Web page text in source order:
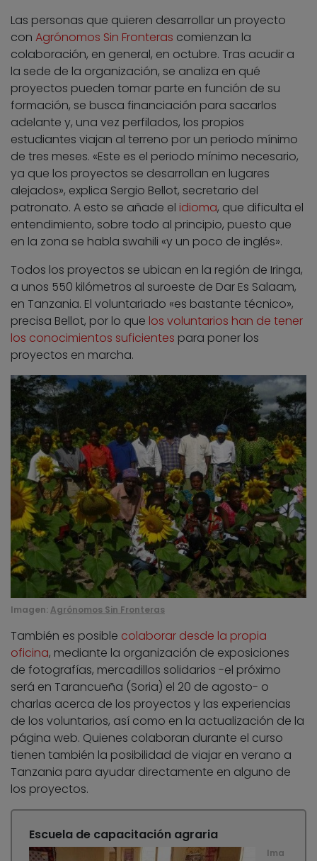
Las personas que quieren desarrollar un proyecto
con Agrónomos Sin Fronteras comienzan la
colaboración, en general, en octubre. Tras acudir a
la sede de la organización, se analiza en qué
proyectos pueden tomar parte en función de su
formación, se busca financiación para sacarlos
adelante y, una vez perfilados, los propios
estudiantes viajan al terreno por un periodo mínimo
de tres meses. «Este es el periodo mínimo necesario,
ya que los proyectos se desarrollan en lugares
alejados», explica Sergio Bellot, secretario del
patronato. A esto se añade el idioma, que dificulta el
entendimiento, sobre todo al principio, puesto que
en la zona se habla swahili «y un poco de inglés».
Todos los proyectos se ubican en la región de Iringa,
a unos 550 kilómetros al suroeste de Dar Es Salaam,
en Tanzania. El voluntariado «es bastante técnico»,
precisa Bellot, por lo que los voluntarios han de tener
los conocimientos suficientes para poner los
proyectos en marcha.
Imagen: Agrónomos Sin Fronteras
También es posible colaborar desde la propia
oficina, mediante la organización de exposiciones
de fotografías, mercadillos solidarios -el próximo
será en Tarancueña (Soria) el 20 de agosto- o
charlas acerca de los proyectos y las experiencias
de los voluntarios, así como en la actualización de la
página web. Quienes colaboran durante el curso
tienen también la posibilidad de viajar en verano a
Tanzania para ayudar directamente en alguno de
los proyectos.
Escuela de capacitación agraria
Ima